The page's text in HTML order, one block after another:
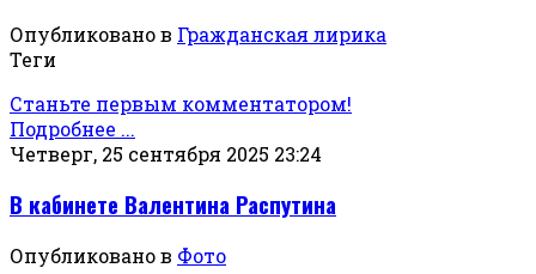
Опубликовано в Гражданская лирика
Теги
Станьте первым комментатором!
Подробнее ...
Четверг, 25 сентября 2025 23:24
В кабинете Валентина Распутина
Опубликовано в Фото